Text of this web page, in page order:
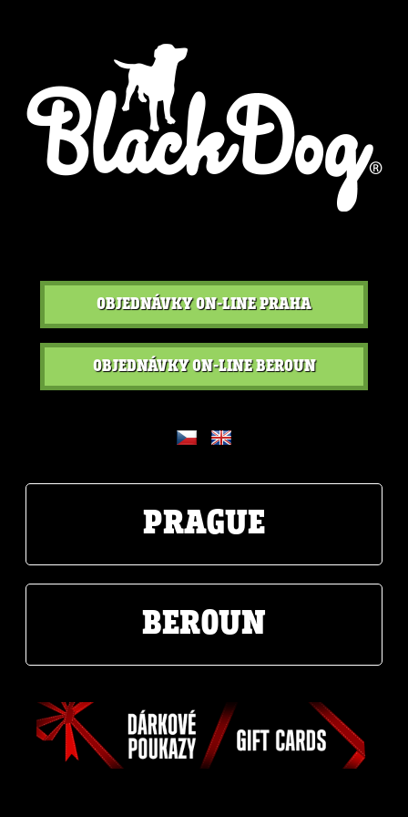
OBJEDNÁVKY ON-LINEPRAHA
OBJEDNÁVKY ON-LINEBEROUN
PRAGUE
BEROUN